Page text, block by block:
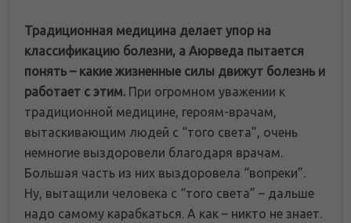
Традиционная медицина делает упор на
классификацию болезни, а Аюрведа пытается
понять – какие жизненные силы движут болезнь и
работает с этим. При огромном уважении к
традиционной медицине, героям-врачам,
вытаскивающим людей с “того света”, очень
немногие выздоровели благодаря врачам.
Бoльшая часть из них выздоровела “вопреки”.
Ну, вытащили человека с “того света” – дальше
надо самому карабкаться. А как – никто не знает.